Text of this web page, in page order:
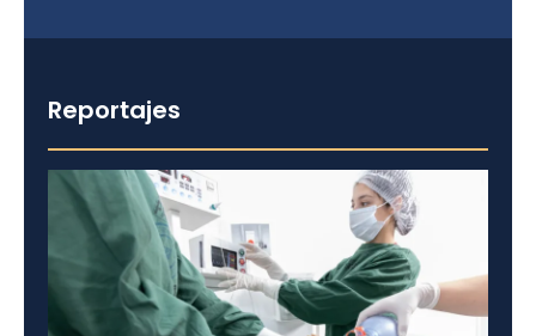
Reportajes